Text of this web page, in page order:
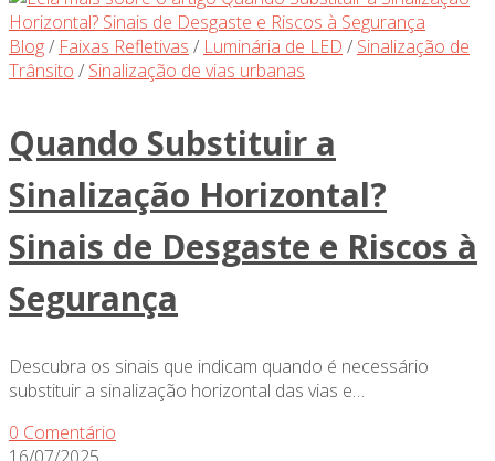
Blog/ Faixas Refletivas / Luminária de LED / Sinalização de
Trânsito / Sinalização de vias urbanas
Quando Substituir a
Sinalização Horizontal?
Sinais de Desgaste e Riscos à
Segurança
Descubra os sinais que indicam quando é necessário
substituir a sinalização horizontal das vias e…
0 Comentário